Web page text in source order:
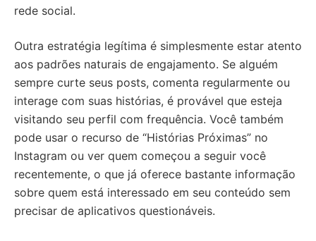
rede social.
Outra estratégia legítima é simplesmente estar atento
aos padrões naturais de engajamento. Se alguém
sempre curte seus posts, comenta regularmente ou
interage com suas histórias, é provável que esteja
visitando seu perfil com frequência. Você também
pode usar o recurso de “Histórias Próximas” no
Instagram ou ver quem começou a seguir você
recentemente, o que já oferece bastante informação
sobre quem está interessado em seu conteúdo sem
precisar de aplicativos questionáveis.